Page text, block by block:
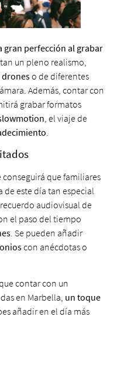
gran perfección al grabar
un pleno realismo,
droneso de diferentes
Además, contar con
grabar formatos
, el viaje de
que familiares
de este día tan especial
audiovisual de
el paso del tiempo
. Se pueden añadir
con anécdotas o
contar con un
en Marbella, un toque
añadir en el día más